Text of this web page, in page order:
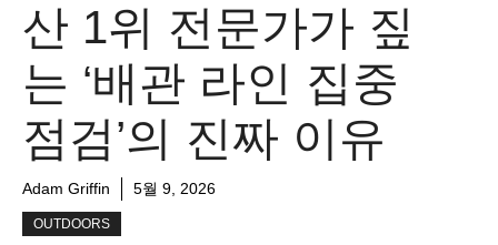
산 1위 전문가가 짚
는 ‘배관 라인 집중
점검’의 진짜 이유
Adam Griffin 5월 9, 2026
OUTDOORS